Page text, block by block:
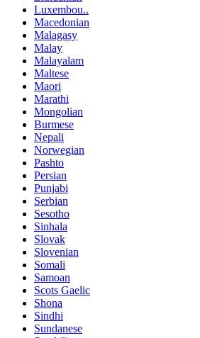
Luxembou..
Macedonian
Malagasy
Malay
Malayalam
Maltese
Maori
Marathi
Mongolian
Burmese
Nepali
Norwegian
Pashto
Persian
Punjabi
Serbian
Sesotho
Sinhala
Slovak
Slovenian
Somali
Samoan
Scots Gaelic
Shona
Sindhi
Sundanese